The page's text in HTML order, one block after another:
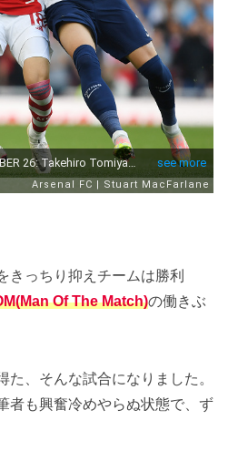
きっちり抑えチームは勝利
Of The Match)の働きぶ
た、そんな試合になりました。
者も興奮冷めやらぬ状態で、ず